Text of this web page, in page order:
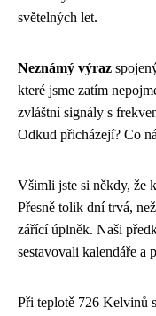
světelných let.
Neznámý výraz
které jsme zatím
zvláštní signály s
Odkud přicházejí? Co
Všimli jste si někdy, že
Přesně tolik dní trvá,
zářící úplněk. Naši
sestavovali kalendáře a
Při teplotě 726 Kelvinů